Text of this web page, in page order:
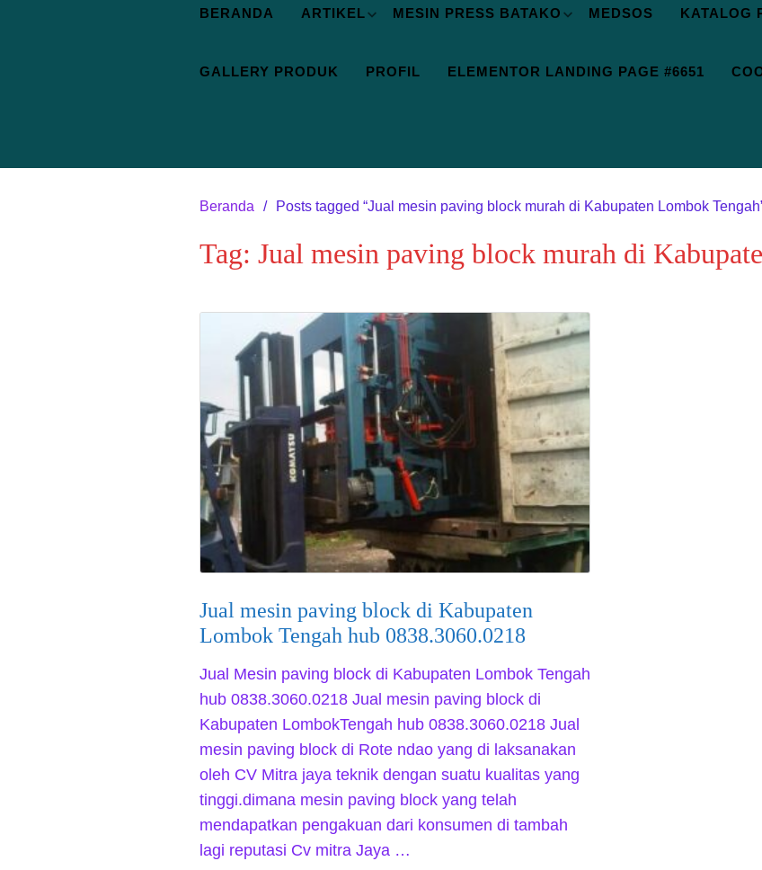
BERANDA ARTIKEL MESIN PRESS BATAKO MEDSOS KATALOG
GALLERY PRODUK PROFIL ELEMENTOR LANDING PAGE #6651
Beranda Posts tagged “Jual mesin paving block murah di Kabupaten Lombok
Tag: Jual mesin paving block murah di
Jual mesin paving block di Kabupaten
Lombok Tengah hub 0838.3060.0218
Jual Mesin paving block di Kabupaten Lombok Tengah
hub 0838.3060.0218 Jual mesin paving block di
Kabupaten LombokTengah hub 0838.3060.0218 Jual
mesin paving block di Rote ndao yang di laksanakan
oleh CV Mitra jaya teknik dengan suatu kualitas yang
tinggi.dimana mesin paving block yang telah
mendapatkan pengakuan dari konsumen di tambah
lagi reputasi Cv mitra Jaya …